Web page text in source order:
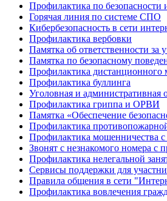
Профилактика по безопасности
Горячая линия по системе СПО
Кибербезопасность в сети
Профилактика вербовки
Памятка об ответственности
Памятка по безопасному
Профилактика дистанционного
Профилактика буллинга
Уголовная и административная
Профилактика гриппа и ОРВИ
Памятка «Обеспечение
Профилактика
Профилактика мошенничества
Звонят с незнакомого номера с
Профилактика нелегальной
Сервисы поддержки для
Правила общения в сети
Профилактика вовлечения